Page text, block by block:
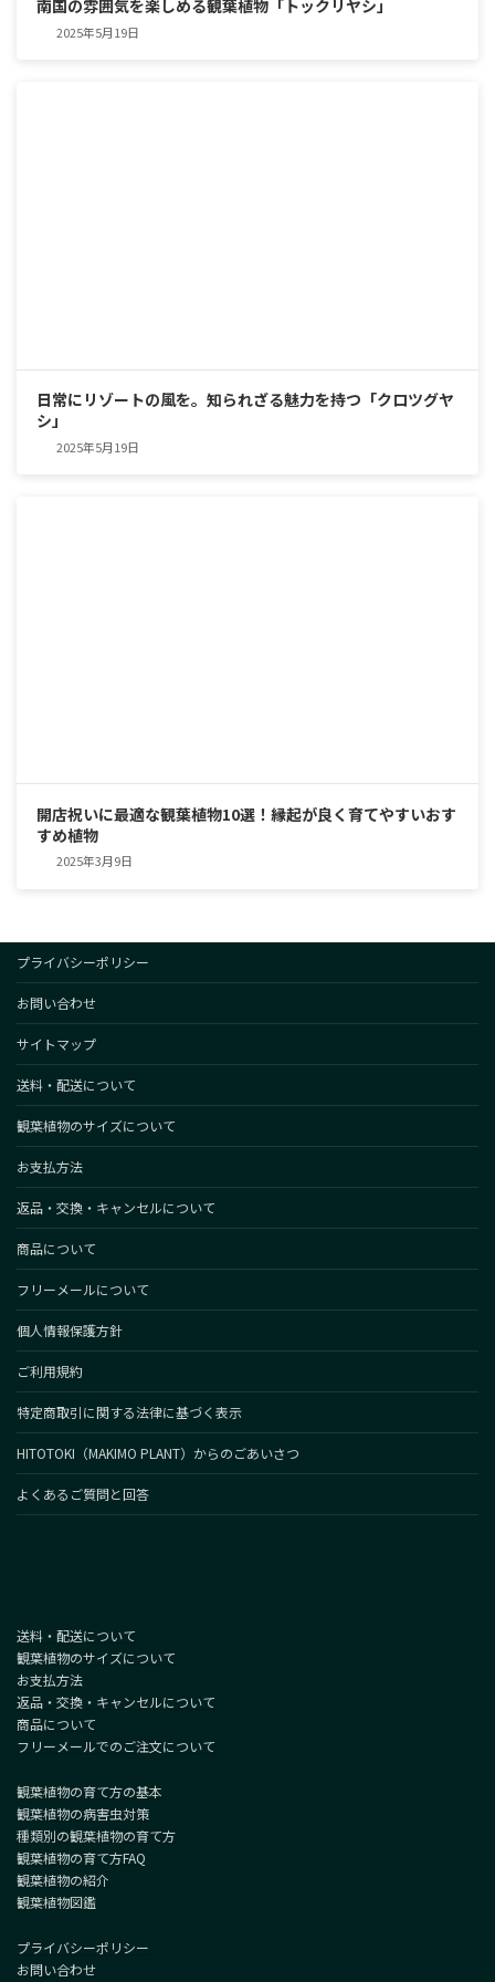
南国の雰囲気を楽しめる観葉植物「トックリヤシ」
2025年5月19日
日常にリゾートの風を。知られざる魅力を持つ「クロツグヤ
シ」
2025年5月19日
開店祝いに最適な観葉植物10選！縁起が良く育てやすいおす
すめ植物
2025年3月9日
プライバシーポリシー
お問い合わせ
サイトマップ
送料・配送について
観葉植物のサイズについて
お支払方法
返品・交換・キャンセルについて
商品について
フリーメールについて
個人情報保護方針
ご利用規約
特定商取引に関する法律に基づく表示
HITOTOKI（MAKIMO PLANT）からのごあいさつ
よくあるご質問と回答
送料・配送について
観葉植物のサイズについて
お支払方法
返品・交換・キャンセルについて
商品について
フリーメールでのご注文について
観葉植物の育て方の基本
観葉植物の病害虫対策
種類別の観葉植物の育て方
観葉植物の育て方FAQ
観葉植物の紹介
観葉植物図鑑
プライバシーポリシー
お問い合わせ